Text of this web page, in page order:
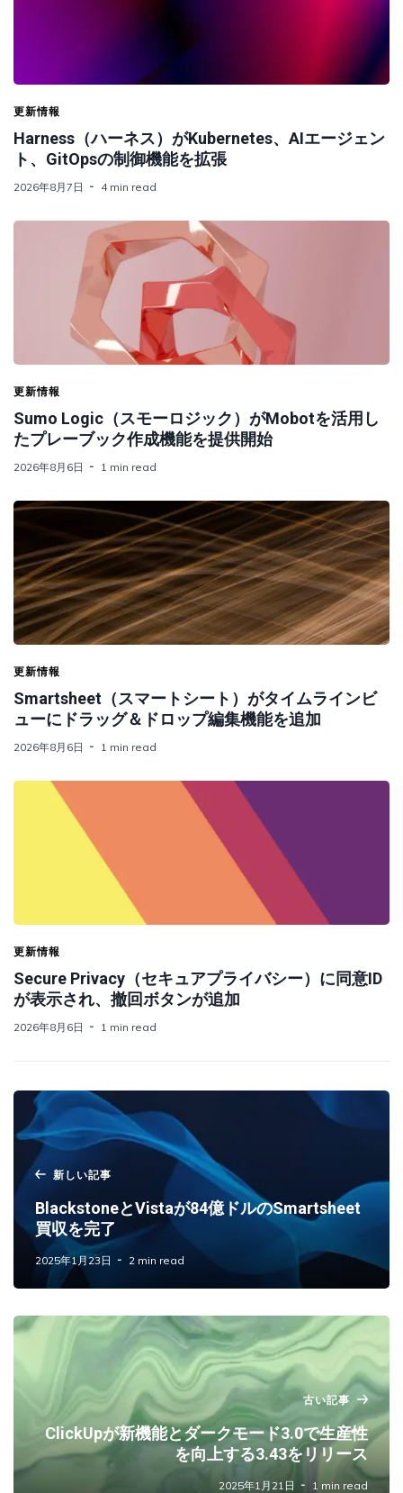
更新情報
Harness（ハーネス）がKubernetes、AIエージェン
ト、GitOpsの制御機能を拡張
2026年8月7日 4 min read
更新情報
Sumo Logic（スモーロジック）がMobotを活用し
たプレーブック作成機能を提供開始
2026年8月6日 1 min read
更新情報
Smartsheet（スマートシート）がタイムラインビ
ューにドラッグ＆ドロップ編集機能を追加
2026年8月6日 1 min read
更新情報
Secure Privacy（セキュアプライバシー）に同意ID
が表示され、撤回ボタンが追加
2026年8月6日 1 min read
新しい記事
BlackstoneとVistaが84億ドルのSmartsheet
買収を完了
2025年1月23日 2 min read
古い記事
ClickUpが新機能とダークモード3.0で生産性
を向上する3.43をリリース
2025年1月21日 1 min read